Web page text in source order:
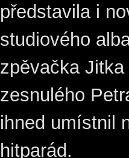
představila i
studiového
zpěvačka
zesnulého
ihned umístnil
hitparád.